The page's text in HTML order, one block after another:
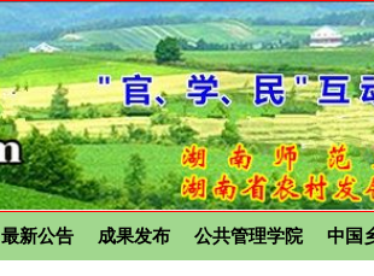
最新公告 成果发布 公共管理学院 中国